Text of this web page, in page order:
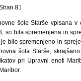
81
šole Starše vpisana
so bila spremenjena in
bilo spremenjeno in
šola Starše,
pri Upravni enoti